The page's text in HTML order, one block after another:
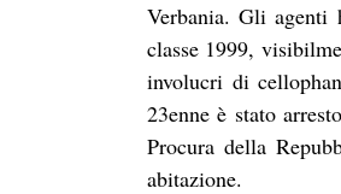
Verbania. Gli agenti
classe 1999,
involucri di
23enne è stato
Procura della
abitazione.